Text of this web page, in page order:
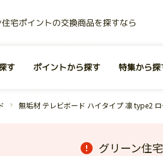
宅ポイントの交換商品を探すなら
す ポイントから探す 特集から探
無垢材 テレビボード ハイタイプ 凛 type2
グリーン住